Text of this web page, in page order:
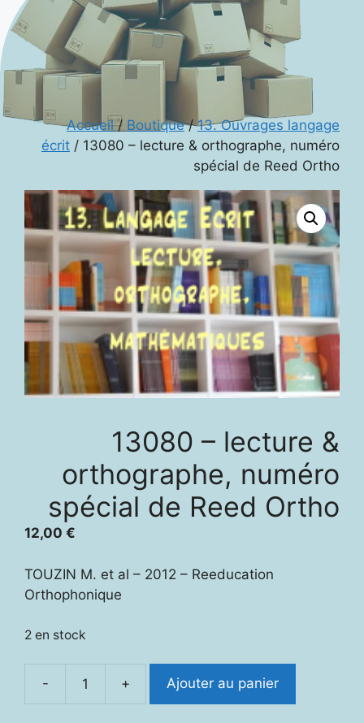
Accueil/ Boutique/13. Ouvrages langage
écrit / 13080 – lecture & orthographe, numéro
spécial de Reed Ortho
13080 – lecture &
orthographe, numéro
spécial de Reed Ortho
12,00 €
TOUZIN M. et al – 2012 – Reeducation
Orthophonique
2 en stock
-
quantité
+ Ajouter au panier